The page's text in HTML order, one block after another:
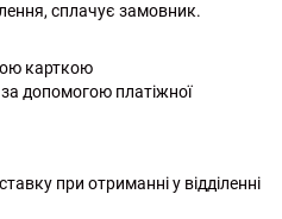
сплачує замовник.
карткою
допомогою платіжної
при отриманні у відділенні